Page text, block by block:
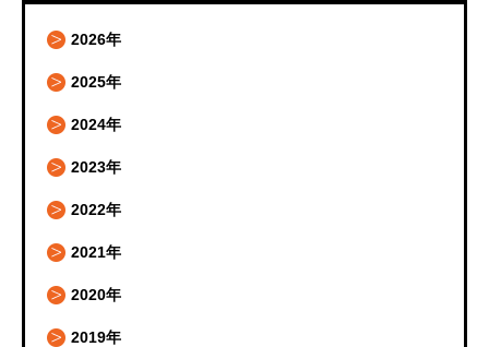
2026年
2025年
2024年
2023年
2022年
2021年
2020年
2019年